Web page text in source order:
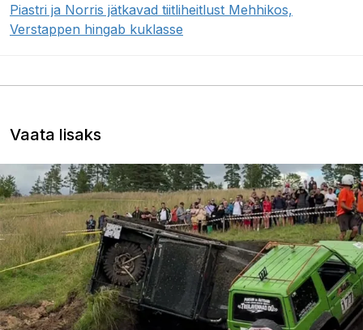
Piastri ja Norris jätkavad tiitliheitlust Mehhikos,
Verstappen hingab kuklasse
Vaata lisaks